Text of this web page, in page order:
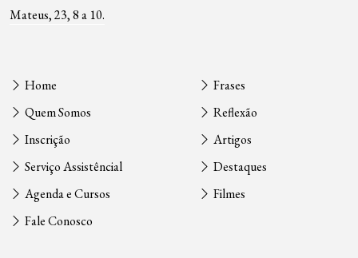
Mateus, 23, 8 a 10.
Home
Quem Somos
Inscrição
Serviço Assistêncial
Agenda e Cursos
Fale Conosco
Frases
Reflexão
Artigos
Destaques
Filmes